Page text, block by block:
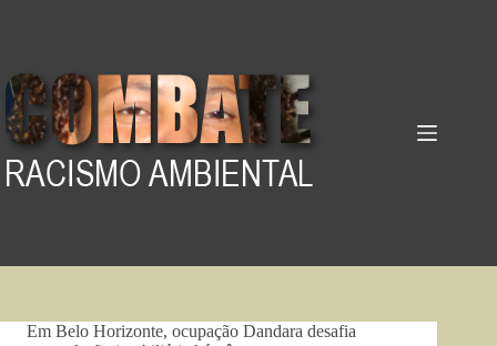
Em Belo Horizonte, ocupação Dandara desafia